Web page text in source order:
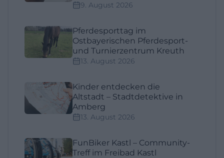
9. August 2026
Pferdesporttag im
Ostbayerischen Pferdesport-
und Turnierzentrum Kreuth
13. August 2026
Kinder entdecken die
Altstadt – Stadtdetektive in
Amberg
13. August 2026
FunBiker Kastl – Community-
Treff im Freibad Kastl